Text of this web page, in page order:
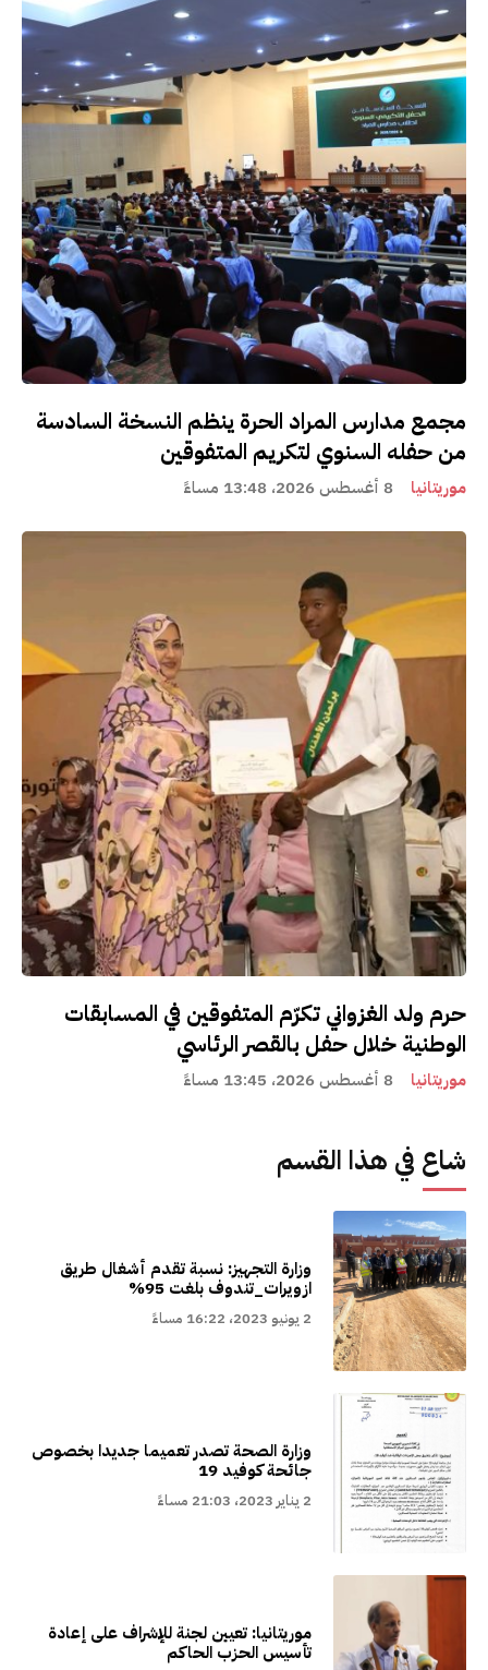
مجمع مدارس المراد الحرة ينظم النسخة السادسة
من حفله السنوي لتكريم المتفوقين
موريتانيا 8 أغسطس 2026، 13:48 مساءً
حرم ولد الغزواني تكرّم المتفوقين في المسابقات
الوطنية خلال حفل بالقصر الرئاسي
موريتانيا 8 أغسطس 2026، 13:45 مساءً
شاع في هذا القسم
وزارة التجهيز: نسبة تقدم أشغال طريق
ازويرات_تندوف بلغت 95%
2 يونيو 2023، 16:22 مساءً
وزارة الصحة تصدر تعميما جديدا بخصوص
جائحة كوفيد 19
2 يناير 2023، 21:03 مساءً
موريتانيا: تعيين لجنة للإشراف على إعادة
تأسيس الحزب الحاكم